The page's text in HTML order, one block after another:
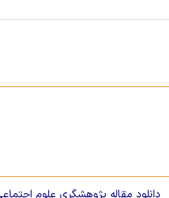
دانلود مقاله پژوهشگری علوم